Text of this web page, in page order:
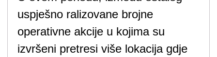
uspješno ralizovane brojne
operativne akcije u kojima su
izvršeni pretresi više lokacija gdje